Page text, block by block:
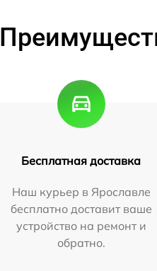
Бесплатная доставка
Наш курьер в Ярославле
бесплатно доставит ваше
устройство на ремонт и
обратно.